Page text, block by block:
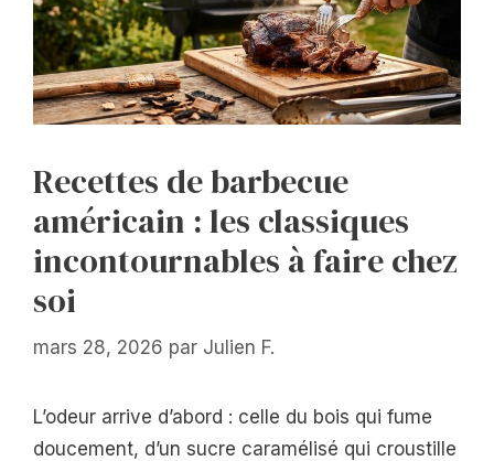
Recettes de barbecue
américain : les classiques
incontournables à faire chez
soi
mars 28, 2026 par Julien F.
L’odeur arrive d’abord : celle du bois qui fume
doucement, d’un sucre caramélisé qui croustille